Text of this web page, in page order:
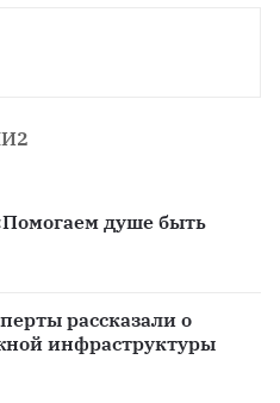
душе быть
рассказали о
инфраструктуры